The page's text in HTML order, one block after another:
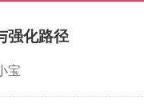
强化路径
宝